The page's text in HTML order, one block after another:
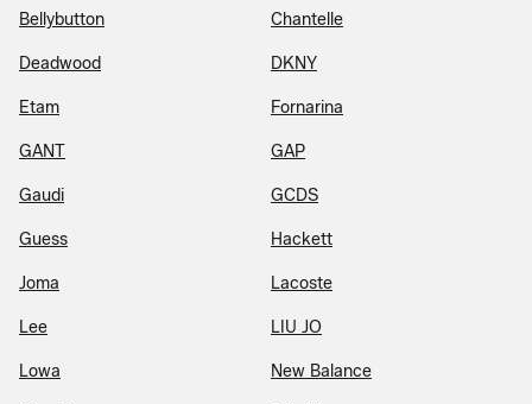
Bellybutton Chantelle
Deadwood DKNY
Etam Fornarina
GANT GAP
Gaudi GCDS
Guess Hackett
Joma Lacoste
Lee LIU JO
Lowa New Balance